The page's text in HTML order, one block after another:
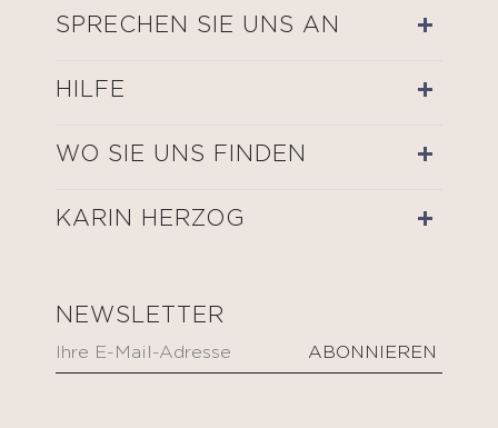
SPRECHEN SIE UNS AN
HILFE
WO SIE UNS FINDEN
KARIN HERZOG
NEWSLETTER